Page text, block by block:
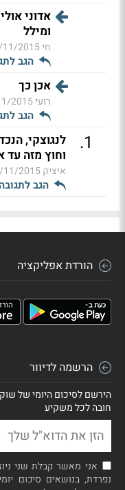
אדוני
ומילל
חי2015 13:22
הגב
אכן כך
רועי13:13
הגב
1
.
לנגוצקי,
וחוץ מזה עד
איציק2015 12:51
הגב
הורדת אפליקציה
הרשמה לדיוור
הירשם לסיכום היומי של שוק
חובה לכל משקיע
אני מאשר קבלת שני
נפרדת, בנושאים סיכום